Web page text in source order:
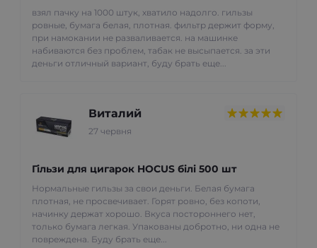
взял пачку на 1000 штук, хватило надолго. гильзы
ровные, бумага белая, плотная. фильтр держит форму,
при намокании не разваливается. на машинке
набиваются без проблем, табак не высыпается. за эти
деньги отличный вариант, буду брать еще...
Виталий
27 червня
Гільзи для цигарок HOCUS білі 500 шт
Нормальные гильзы за свои деньги. Белая бумага
плотная, не просвечивает. Горят ровно, без копоти,
начинку держат хорошо. Вкуса постороннего нет,
только бумага легкая. Упакованы добротно, ни одна не
повреждена. Буду брать еще...